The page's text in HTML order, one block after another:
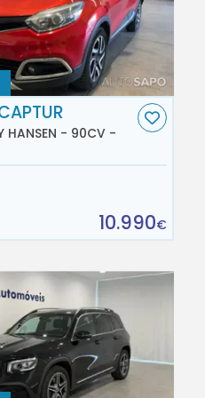
HANSEN - 90CV -
10.990€